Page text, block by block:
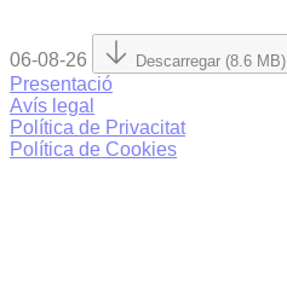
06-08-26 Descarregar (8.6 MB)
Presentació
Avís legal
Política de Privacitat
Política de Cookies